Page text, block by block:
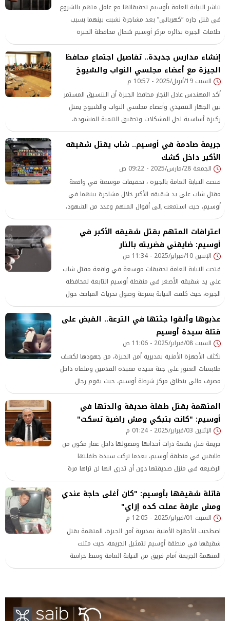
تباشر النيابة العامة بأوسيم تحقيقاتها مع عامل متهم بالشروع
في قتل جاره “كهربائي” بعد مشاجرة نشبت بينهما بسبب
خلافات الجيرة بدائرة مركز أوسيم شمال محافظة الجيزة
إنشاء مدارس جديدة.. تفاصيل اجتماع محافظ
الجيزة مع أعضاء مجلسي النواب والشيوخ
السبت 19/أبريل/2025 - 10:57 م
أكد المهندس عادل النجار محافظ الجيزة أن التنسيق المستمر
بين الجهاز التنفيذي وأعضاء مجلسي النواب والشيوخ يمثل
ركيزة أساسية لحل المشكلات وتحقيق التنمية المنشودة،
مشددًا على أن المحافظة لا تدخر جهدًا في الاستجابة لمطالب
المواطنين والعمل على تحسين جودة الخدمات المقدمة لهم.
جريمة صادمة في أوسيم.. شاب يقتل شقيقه
الأكبر داخل كشك
الجمعة 28/مارس/2025 - 09:22 ص
فتحت النيابة العامة بالجيزة ، تحقيقات موسعة في واقعة
مقتل شاب على يد شقيقه الأكبر خلال مشاجرة بينهما في
أوسيم، حيث استمعت إلى أقوال المتهم وعدد من الشهود،
وأمرت بتشريح الجثمان لبيان سبب الوفاة، وطلبت تحريات
المباحث للوقوف على ملابسات الواقعة.
اعترافات المتهم بقتل شقيقه الأكبر في
أوسيم: ضايقني فضربته بالنار
الإثنين 10/فبراير/2025 - 11:34 ص
فتحت النيابة العامة تحقيقات موسعة في واقعة مقتل شاب
علي يد شقيقه الأصغر في منقطة أوسيم التابعة لمحافظة
الجيزة، حيث كلفت النيابة بسرعة وصول تحريات المباحث حول
الواقعة للوقوف على ملابساتها وظروفها.
عذبوها وألقوا جثتها في الترعة.. القبض على
قتلة سيدة أوسيم
السبت 08/فبراير/2025 - 11:06 ص
تكثف الأجهزة الأمنية بمديرية أمن الجيزة، من جهودها لكشف
ملابسات العثور على جثة سيدة مقيدة القدمين وملقاه داخل
مصرف مائى بنطاق مركز شرطة أوسيم، حيث يقوم رجال
المباحث بعمل التحريات لتحديد هوية المجني عليها لفحص
علاقاتها والوصول لطرف خيط يقودهم لحل اللغز، كما قام رجال
المباحث بالتحفظ علي كاميرات المراقبة بمحيط مسرح العثور
على الضحية تمهيداً لتفريغها.
المتهمة بقتل طفلة صديقة والدتها في
أوسيم: "كانت بتبكي ومش راضية تسكت"
الإثنين 03/فبراير/2025 - 01:24 م
جريمة قتل بشعة درات أحداثها وفصولها داخل عقار مكون من
طابقين في منطقة أوسيم، بعدما تركت سيدة طفلتها
الرضيعة في منزل صديقتها دون أن تدري انها لن تراها مرة
أخرى، حيث قامت ابنة صديقتها بالتعدي عليها وضرب رأسها
في الحائط، ليتم ضبطها وبعرضها على النيابة العامة أمرت
بحبسها 4 أيام على ذمة التحقيقات.
قاتلة شقيقها بأوسيم: "كان أغلى حاجة عندي
ومش عارفة عملت كده إزاي"
السبت 01/فبراير/2025 - 12:05 م
اصطحبت الأجهزة الأمنية بمديرية أمن الجيزة، المتهمة بقتل
شقيقها في منطقة أوسيم لتمثيل الجريمة، حيث مثلت
المتهمة الجريمة أمام فريق من النيابة العامة وسط حراسة
أمنية مشددة